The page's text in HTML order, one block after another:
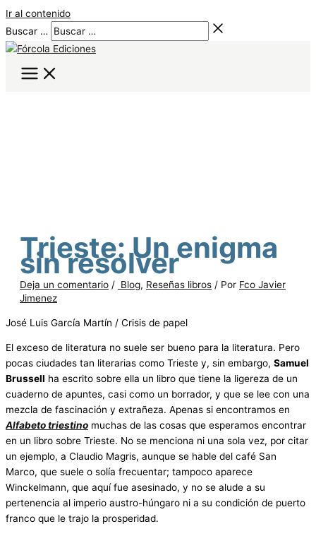
Ir al contenido
Buscar …
Trieste: Un enigma
sin resolver
Deja un comentario / Blog, Reseñas libros / Por Fco Javier
Jimenez
José Luis García Martín / Crisis de papel
El exceso de literatura no suele ser bueno para la literatura. Pero
pocas ciudades tan literarias como Trieste y, sin embargo, Samuel
Brussell ha escrito sobre ella un libro que tiene la ligereza de un
cuaderno de apuntes, casi como un borrador, y que se lee con una
mezcla de fascinación y extrañeza. Apenas si encontramos en
Alfabeto triestino muchas de las cosas que esperamos encontrar
en un libro sobre Trieste. No se menciona ni una sola vez, por citar
un ejemplo, a Claudio Magris, aunque se hable del café San
Marco, que suele o solía frecuentar; tampoco aparece
Winckelmann, que aquí fue asesinado, y no se alude a su
pertenencia al imperio austro-húngaro ni a su condición de puerto
franco que le trajo la prosperidad.